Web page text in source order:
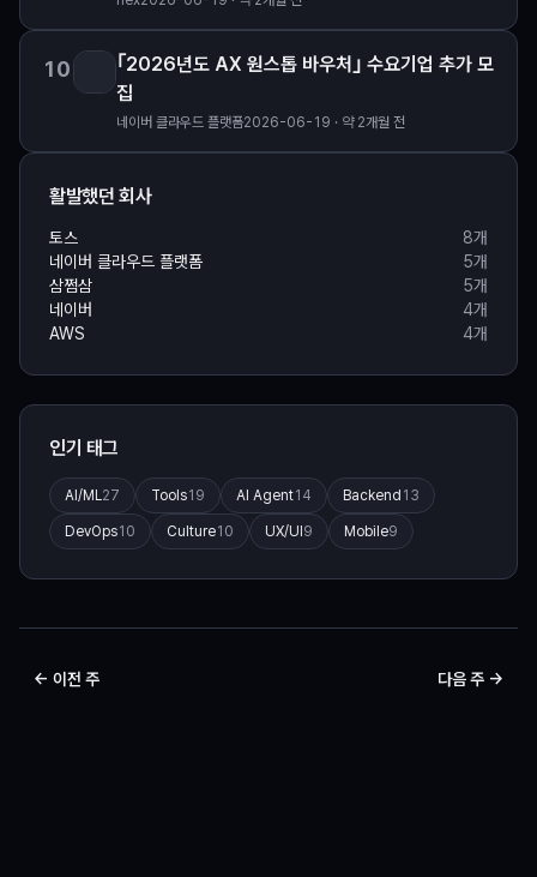
10
｢2026년도 AX 원스톱 바우처｣ 수요기업 추가 모
집
네이버 클라우드 플랫폼2026-06-19 · 약 2개월 전
활발했던 회사
토스 8개
네이버 클라우드 플랫폼
5개
삼쩜삼
5개
네이버
4개
AWS
4개
인기 태그
AI/ML27 Tools19 AI Agent14 Backend 13
DevOps10 Culture10 UX/UI 9 Mobile9
← 이전 주 다음 주 →